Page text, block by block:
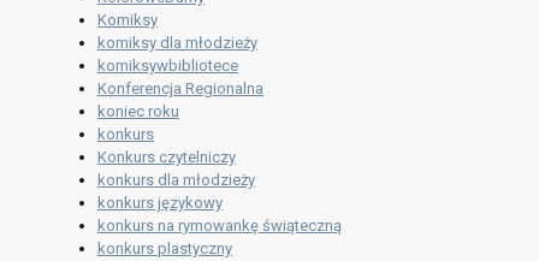
Komiksy
komiksy dla młodzieży
komiksywbibliotece
Konferencja Regionalna
koniec roku
konkurs
Konkurs czytelniczy
konkurs dla młodzieży
konkurs językowy
konkurs na rymowankę świąteczną
konkurs plastyczny